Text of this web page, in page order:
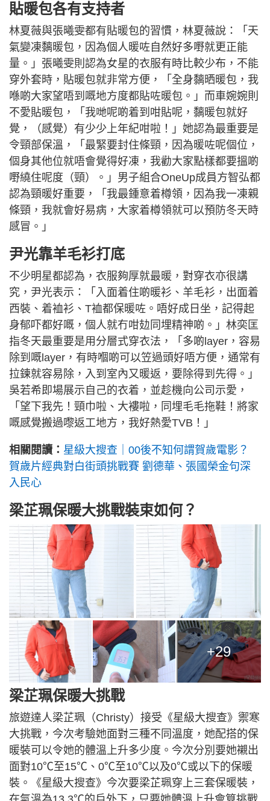
貼暖包各有支持者
林夏薇與張曦雯都有貼暖包的習慣，林夏薇說：「天
氣變凍黐暖包，因為個人暖咗自然好多嘢就更正能
量。」張曦雯則認為女星的衣服有時比較少布，不能
穿外套時，貼暖包就非常方便，「全身黐晒暖包，我
喺啲大家望唔到嘅地方度都貼咗暖包。」而車婉婉則
不愛貼暖包，「我哋呢啲着到咁貼呢，黐暖包就好
覺，（感覺）有少少上年紀咁啦！」她認為最重要是
令頸部保溫，「最緊要封住條頸，因為暖咗呢個位，
個身其他位就唔會覺得好凍，我勸大家點樣都要搵啲
嘢繞住呢度（頸）。」男子組合OneUp成員方智弘都
認為頸暖好重要，「我最鍾意着樽領，因為我一凍親
條頸，我就會好易病，大家着樽領就可以預防冬天時
感冒。」
尹光靠羊毛衫打底
不少明星都認為，衣服夠厚就最暖，對穿衣亦很講
究，尹光表示：「入面着住啲暖衫、羊毛衫，出面着
西裝、着裇衫、T裇都保暖咗。唔好成日坐，記得起
身郁吓都好嘅，個人就冇咁攰同埋精神啲。」林奕匡
指冬天最重要是用分層式穿衣法，「多啲layer，容易
除到嘅layer，有時嗰啲可以笠過頭好唔方便，通常有
拉鍊就容易除，入到室內又暖返，要除得到先得。」
吳若希即場展示自己的衣着，並趁機向公司示愛，
「望下我先！頸巾啦、大褸啦，同埋毛毛拖鞋！將家
嘅感覺搬過嚟返工地方，我好熱愛TVB！」
相關閱讀： 星級大搜查｜00後不知何謂賀歲電影？
賀歲片經典對白街頭挑戰賽 劉德華、張國榮金句深
入民心
梁芷珮保暖大挑戰裝束如何？
+29
梁芷珮保暖大挑戰
旅遊達人梁芷珮（Christy）接受《星級大搜查》禦寒
大挑戰，今次考驗她面對三種不同溫度，她配搭的保
暖裝可以令她的體溫上升多少度。今次分別要她襯出
面對10℃至15℃、0℃至10℃以及0℃或以下的保暖
裝。《星級大搜查》今次要梁芷珮穿上三套保暖裝，